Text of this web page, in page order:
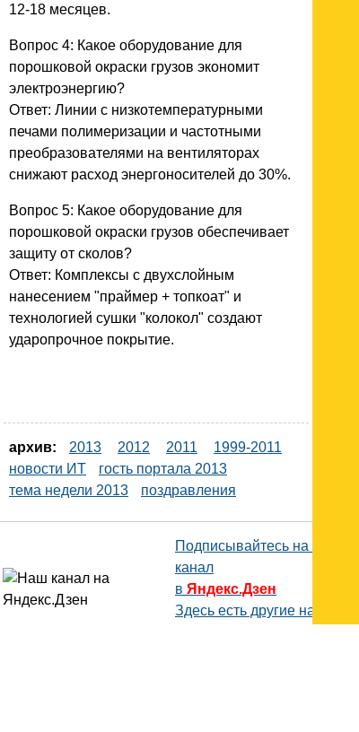
12-18 месяцев.
Вопрос 4: Какое оборудование для
порошковой окраски грузов экономит
электроэнергию?
Ответ: Линии с низкотемпературными
печами полимеризации и частотными
преобразователями на вентиляторах
снижают расход энергоносителей до 30%.
Вопрос 5: Какое оборудование для
порошковой окраски грузов обеспечивает
защиту от сколов?
Ответ: Комплексы с двухслойным
нанесением "праймер + топкоат" и
технологией сушки "колокол" создают
ударопрочное покрытие.
архив: 2013 2012 2011
1999-2011
новости ИТ
гость портала 2013
тема недели 2013
поздравления
Подписывайтесь на наш
канал
в Яндекс.Дзен
Здесь есть другие наши